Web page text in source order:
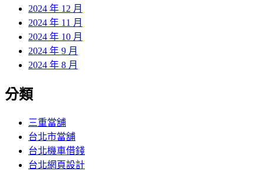
2024 年 12 月
2024 年 11 月
2024 年 10 月
2024 年 9 月
2024 年 8 月
分類
三重當舖
台北市當舖
台北機車借錢
台北網頁設計